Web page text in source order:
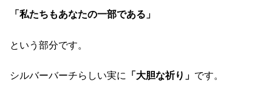
「私たちもあなたの一部である」
という部分です。
シルバーバーチらしい実に 「大胆な祈り」 です。